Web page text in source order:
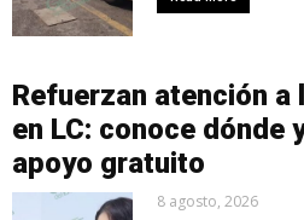
Refuerzan atención a
en LC: conoce dónde
apoyo gratuito
8 agosto, 2026